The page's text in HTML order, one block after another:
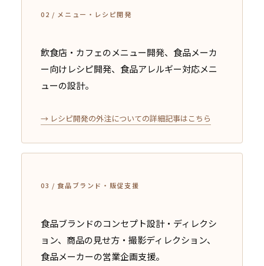
02 / メニュー・レシピ開発
飲食店・カフェのメニュー開発、食品メーカ
ー向けレシピ開発、食品アレルギー対応メニ
ューの設計。
→ レシピ開発の外注についての詳細記事はこちら
03 / 食品ブランド・販促支援
食品ブランドのコンセプト設計・ディレクシ
ョン、商品の見せ方・撮影ディレクション、
食品メーカーの営業企画支援。